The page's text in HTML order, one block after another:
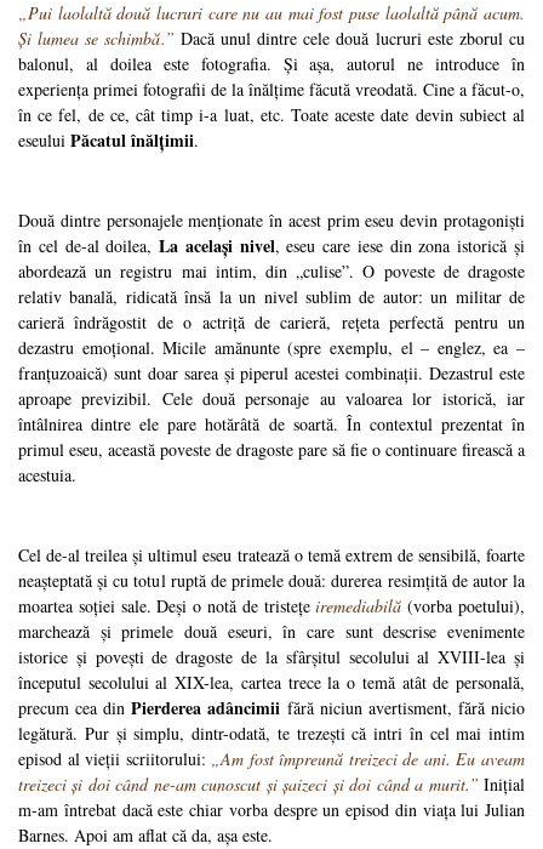
„Pui laolaltă două lucruri care nu au mai fost puse laolaltă până acum.
Și lumea se schimbă.” Dacă unul dintre cele două lucruri este zborul cu
balonul, al doilea este fotografia. Și așa, autorul ne introduce în
experiența primei fotografii de la înălțime făcută vreodată. Cine a făcut-o,
în ce fel, de ce, cât timp i-a luat, etc. Toate aceste date devin subiect al
eseului Păcatul înălțimii.
Două dintre personajele menționate în acest prim eseu devin protagoniști
în cel de-al doilea,La același nivel, eseu care iese din zona istorică și
abordează un registru mai intim, din „culise”. O poveste de dragoste
relativ banală, ridicată însă la un nivel sublim de autor: un militar de
carieră îndrăgostit de o actriță de carieră, rețeta perfectă pentru un
dezastru emoțional. Micile amănunte (spre exemplu, el – englez, ea –
franțuzoaică) sunt doar sarea și piperul acestei combinații. Dezastrul este
aproape previzibil. Cele două personaje au valoarea lor istorică, iar
întâlnirea dintre ele pare hotărâtă de soartă. În contextul prezentat în
primul eseu, această poveste de dragoste pare să fie o continuare firească a
acestuia.
Cel de-al treilea și ultimul eseu tratează o temă extrem de sensibilă, foarte
neașteptată și cu totul ruptă de primele două: durerea resimțită de autor la
moartea soției sale. Deși o notă de tristețeiremediabilă (vorba poetului),
marchează și primele două eseuri, în care sunt descrise evenimente
istorice și povești de dragoste de la sfârșitul secolului al XVIII-lea și
începutul secolului al XIX-lea, cartea trece la o temă atât de personală,
precum cea dinPierderea adâncimii fără niciun avertisment, fără nicio
legătură. Pur și simplu, dintr-odată, te trezești că intri în cel mai intim
episod al vieții scriitorului: „Am fost împreună treizeci de ani. Eu aveam
treizeci și doi când ne-am cunoscut și șaizeci și doi când a murit.” Inițial
m-am întrebat dacă este chiar vorba despre un episod din viața lui Julian
Barnes. Apoi am aflat că da, așa este.